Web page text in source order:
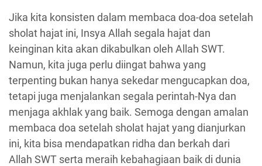
Jika kita konsisten dalam membaca doa-doa setelah
sholat hajat ini, Insya Allah segala hajat dan
keinginan kita akan dikabulkan oleh Allah SWT.
Namun, kita juga perlu diingat bahwa yang
terpenting bukan hanya sekedar mengucapkan doa,
tetapi juga menjalankan segala perintah-Nya dan
menjaga akhlak yang baik. Semoga dengan amalan
membaca doa setelah sholat hajat yang dianjurkan
ini, kita bisa mendapatkan ridha dan berkah dari
Allah SWT serta meraih kebahagiaan baik di dunia